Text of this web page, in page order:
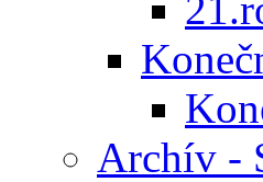
Archív -